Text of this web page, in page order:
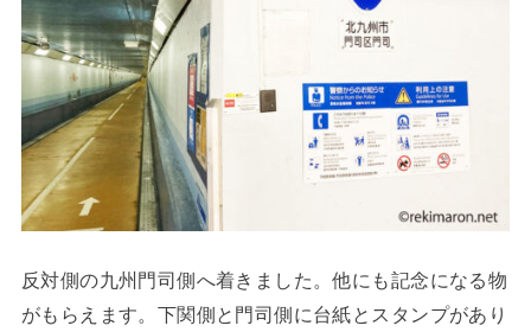
反対側の九州門司側へ着きました。他にも記念になる物
がもらえます。下関側と門司側に台紙とスタンプがあり